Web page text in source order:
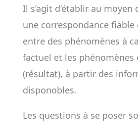
Il s’agit d’établir au moyen
une correspondance
entre des phénomènes à
factuel et les phénomènes
(résultat), à partir des
disponobles.
Les questions à se poser